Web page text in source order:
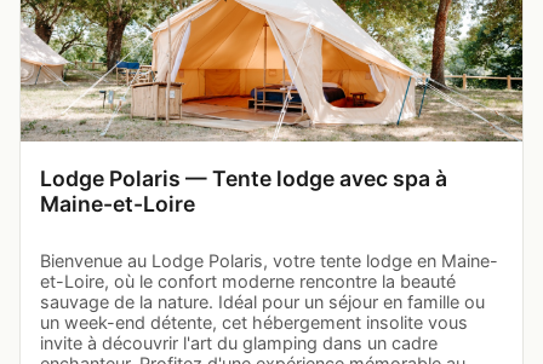
Lodge Polaris — Tente lodge avec spa à
Maine-et-Loire
Bienvenue au Lodge Polaris, votre tente lodge en Maine-
et-Loire, où le confort moderne rencontre la beauté
sauvage de la nature. Idéal pour un séjour en famille ou
un week-end détente, cet hébergement insolite vous
invite à découvrir l'art du glamping dans un cadre